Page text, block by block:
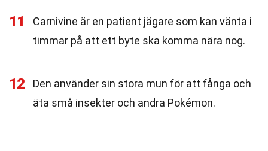
11
Carnivine är en patient jägare som kan vänta i
timmar på att ett byte ska komma nära nog.
12
Den använder sin stora mun för att fånga och
äta små insekter och andra Pokémon.